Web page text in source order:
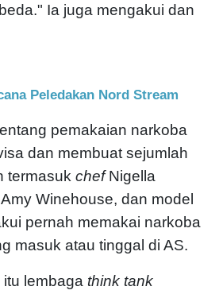
Ia juga mengakui dan
Peledakan Nord Stream
pemakaian narkoba
dan membuat sejumlah
termasuk chefNigella
Winehouse, dan model
pernah memakai narkoba
masuk atau tinggal di AS.
lembaga think tank